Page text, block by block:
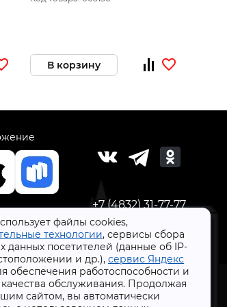
файлы cookies,
технологии, сервисы сбора
данных посетителей (данные об IP-
и др.), сервис Яндекс
обеспечения работоспособности и
обслуживания. Продолжая
сайтом, вы автоматически
эл.тормоз)
В корзину
+7 (4832) 31-77-77
1998-2026 г.